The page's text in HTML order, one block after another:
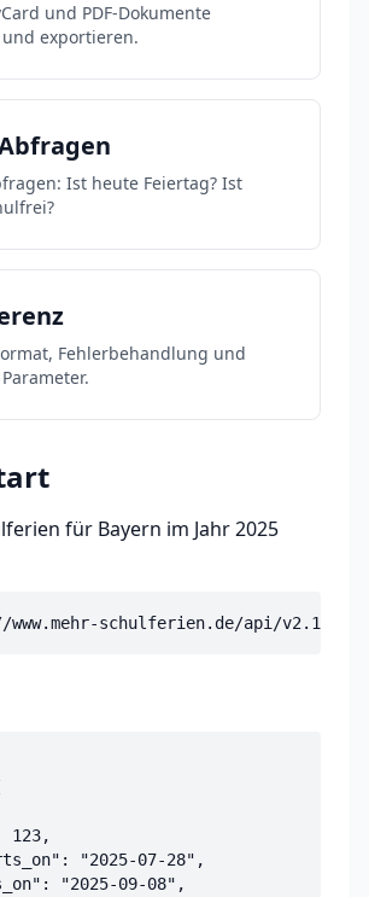
und PDF-Dokumente
exportieren.
Ist heute Feiertag? Ist
Fehlerbehandlung und
für Bayern im Jahr 2025
schulferien.de/api/v2.1/
123,
"2025-07-28",
"2025-09-08",